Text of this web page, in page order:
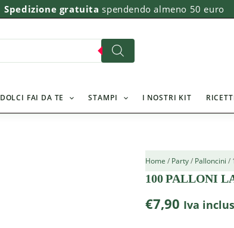
Spedizione gratuita spendendo almeno 50 euro
DOLCI FAI DA TE STAMPI I NOSTRI KIT
Home / Party/ Palloncini /
100 PALLONI
€7,90 Iva
100
PALLONI